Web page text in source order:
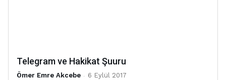
Telegram ve Hakikat Şuuru
Ömer Emre Akcebe - 6 Eylül 2017